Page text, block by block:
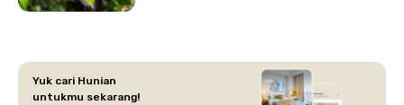
Yuk cari Hunian
untukmu sekarang!